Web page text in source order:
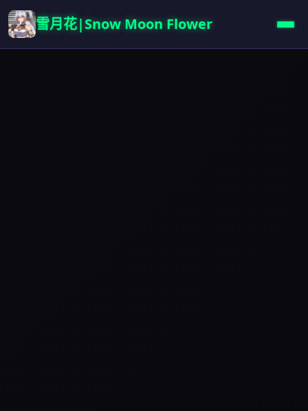
雪月花|Snow Moon Flower